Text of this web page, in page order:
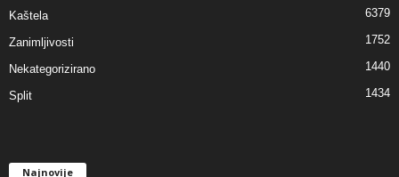
Kaštela 6379
Zanimljivosti 1752
Nekategorizirano 1440
Split 1434
Najnovije